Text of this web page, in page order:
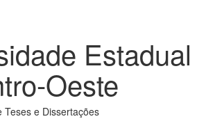
Estadual
Oeste
Teses e Dissertações